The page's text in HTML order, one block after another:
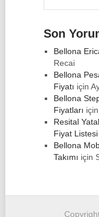
Son
Bellona
Recai
Bellona
Fiyatı için
Bellona
Fiyatları için
Resital
Fiyat Listesi
Bellona
Takımı için